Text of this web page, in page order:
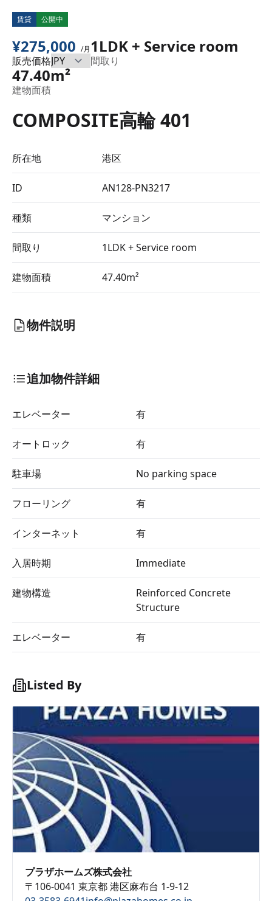
賃貸 公開中
¥275,000 /月
販売価格
1LDK + Service room
間取り
47.40m²
建物面積
COMPOSITE高輪 401
所在地 港区
ID AN128-PN3217
種類 マンション
間取り 1LDK + Service room
建物面積 47.40m²
物件説明
追加物件詳細
エレベーター 有
オートロック 有
駐車場 No parking space
フローリング 有
インターネット 有
入居時期 Immediate
建物構造
Reinforced Concrete
Structure
エレベーター 有
Listed By
プラザホームズ株式会社
〒106-0041 東京都 港区麻布台 1-9-12